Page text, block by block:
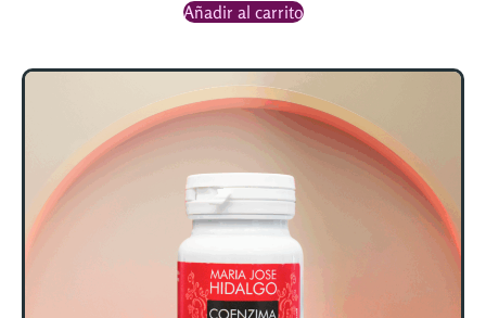
Añadir al carrito